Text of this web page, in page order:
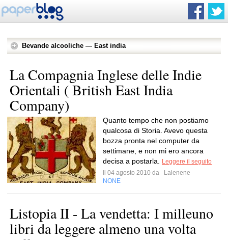
Bevande alcooliche — East india
La Compagnia Inglese delle Indie
Orientali ( British East India
Company)
Quanto tempo che non postiamo
qualcosa di Storia. Avevo questa
bozza pronta nel computer da
settimane, e non mi ero ancora
decisa a postarla.
Leggere il seguito
Il 04 agosto 2010 da
Lalenene
NONE
Listopia II - La vendetta: I milleuno
libri da leggere almeno una volta